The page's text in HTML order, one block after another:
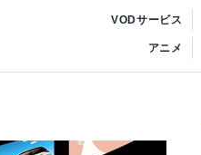
VODサービス
アニメ